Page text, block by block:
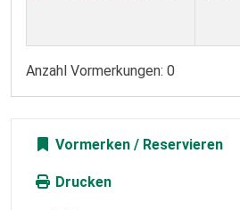
Anzahl Vormerkungen: 0
Vormerken
Drucken